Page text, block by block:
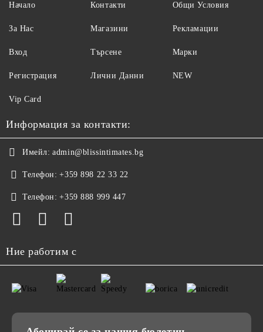
Начало
За Нас
Вход
Регистрация
Контакти
Магазини
Търсене
Лични Данни
Общи Условия
Рекламации
Марки
NEW
Vip Card
Информация за контакти:
Имейл: admin@blissintimates.bg
Телефон: +359 898 22 33 22
Телефон: +359 888 999 447
Ние работим с